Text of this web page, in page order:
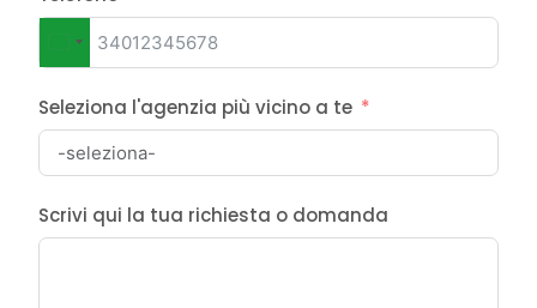
Italy
Seleziona l'agenzia più vicino a te
Scrivi qui la tua richiesta o domanda